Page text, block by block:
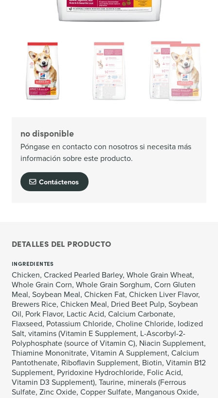
no disponible
Póngase en contacto con nosotros si necesita más
información sobre este producto.
Contáctenos
DETALLES DEL PRODUCTO
INGREDIENTES
Chicken, Cracked Pearled Barley, Whole Grain Wheat,
Whole Grain Corn, Whole Grain Sorghum, Corn Gluten
Meal, Soybean Meal, Chicken Fat, Chicken Liver Flavor,
Brewers Rice, Chicken Meal, Dried Beet Pulp, Soybean
Oil, Pork Flavor, Lactic Acid, Calcium Carbonate,
Flaxseed, Potassium Chloride, Choline Chloride, Iodized
Salt, vitamins (Vitamin E Supplement, L-Ascorbyl-2-
Polyphosphate (source of Vitamin C), Niacin Supplement,
Thiamine Mononitrate, Vitamin A Supplement, Calcium
Pantothenate, Riboflavin Supplement, Biotin, Vitamin B12
Supplement, Pyridoxine Hydrochloride, Folic Acid,
Vitamin D3 Supplement), Taurine, minerals (Ferrous
Sulfate, Zinc Oxide, Copper Sulfate, Manganous Oxide,